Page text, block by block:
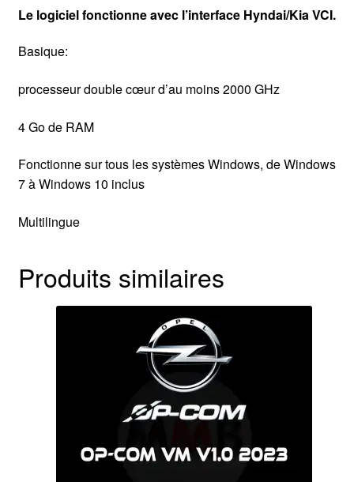
Le logiciel fonctionne avec l’interface Hyndai/Kia VCI.
Basique:
processeur double cœur d’au moins 2000 GHz
4 Go de RAM
Fonctionne sur tous les systèmes Windows, de Windows
7 à Windows 10 inclus
Multilingue
Produits similaires